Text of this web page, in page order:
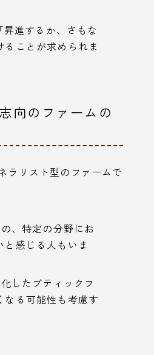
進するか、さもな
ことが求められま
向のファームの
ラリスト型のファームで
、特定の分野にお
感じる人もいま
したブティックフ
る可能性も考慮す